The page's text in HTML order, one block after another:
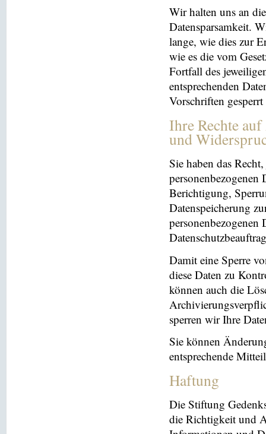
Wir halten uns an
Datensparsamkeit.
lange, wie dies zur
wie es die vom
Fortfall des
entsprechenden
Vorschriften
Ihre Rechte
und
Sie haben das
personenbezogenen
Berichtigung,
Datenspeicherung
personenbezogenen
Damit eine Sperre
diese Daten zu
können auch die
sperren wir Ihre
Sie können
entsprechende
Haftung
Die Stiftung
die Richtigkeit und